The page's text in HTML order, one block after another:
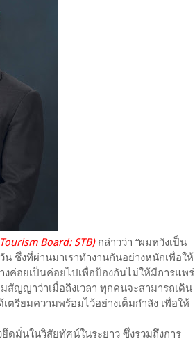
Board: STB) กล่าวว่า “ผมหวังเป็น
น ซึ่งที่ผ่านมาเราทำงานกันอย่างหนักเพื่อให้
งค่อยเป็นค่อยไปเพื่อป้องกันไม่ให้มีการแพร่
ญญาว่าเมื่อถึงเวลา ทุกคนจะสามารถเดิน
ตรียมความพร้อมไว้อย่างเต็มกำลัง เพื่อให้
ดมั่นในวิสัยทัศน์ในระยาว ซึ่งรวมถึงการ